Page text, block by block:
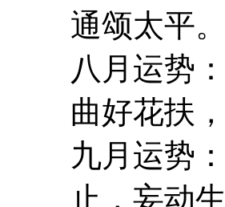
通颂太平
八月运势
曲好花扶
九月运势
止，妄动生